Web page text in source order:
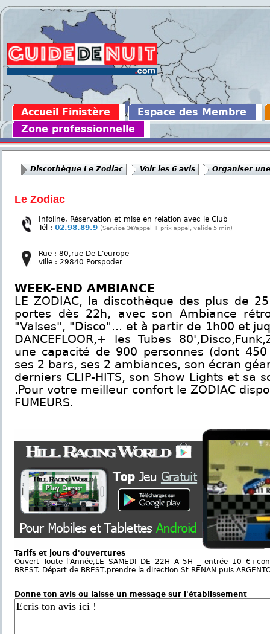
Accueil Finistère
Espace des Membre
Zone professionnelle
Discothèque Le Zodiac Voir les 6 avis Organiser
Le Zodiac
Infoline, Réservation et mise en relation avec le Club
Tél : 02.98.89.9 (Service 3€/appel + prix appel, valide 5 min)
Rue : 80,rue De L'europe
ville : 29840 Porspoder
WEEK-END AMBIANCE
LE ZODIAC, la discothèque des plus de
portes dès 22h, avec son Ambiance
"Valses", "Disco"... et à partir de 1h00 et
DANCEFLOOR,+ les Tubes
une capacité de 900 personnes (dont 450
ses 2 bars, ses 2 ambiances, son écran
derniers CLIP-HITS, son Show Lights et sa
.Pour votre meilleur confort le ZODIAC
FUMEURS.
Tarifs et jours d'ouvertures
Ouvert Toute l'Année,LE SAMEDI DE 22H A 5H _ entrée 10
BREST. Départ de BREST,prendre la direction St RENAN puis
Donne ton avis ou laisse un message sur l'établissement